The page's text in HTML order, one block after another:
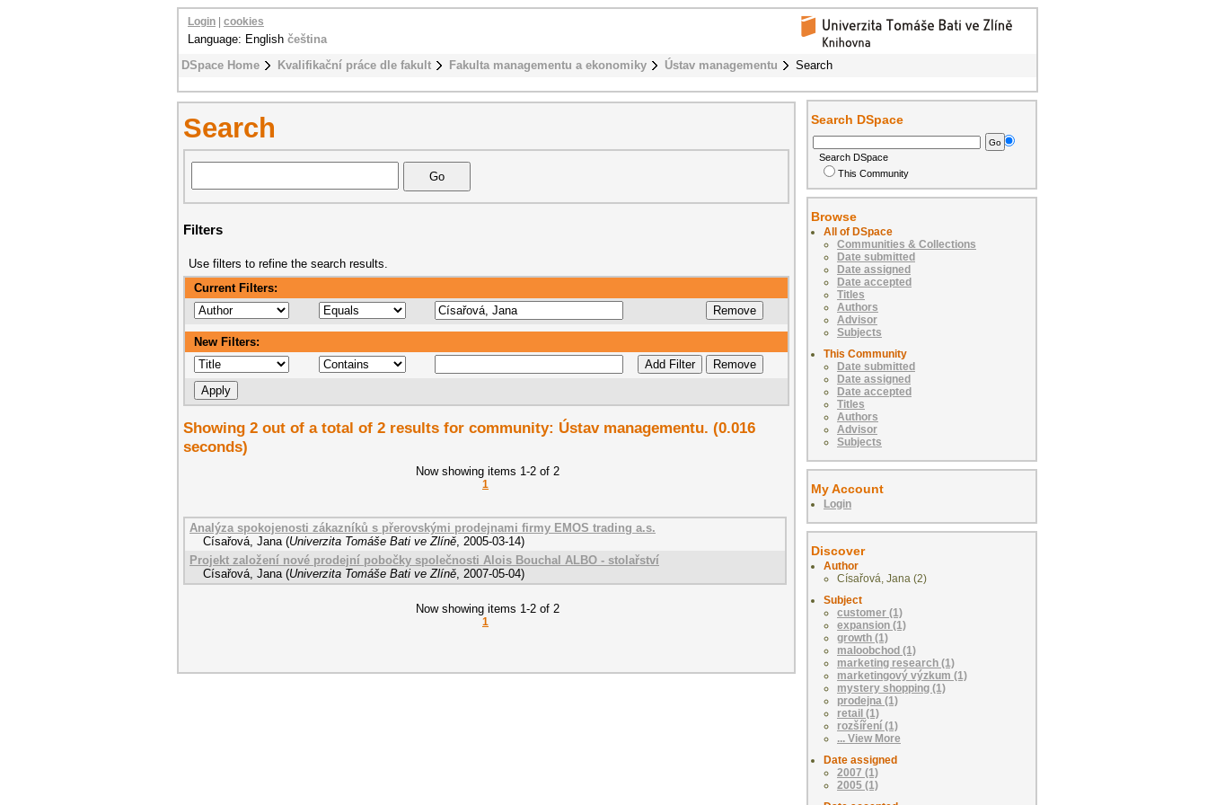
DSpace Home Kvalifikační práce dle fakult Fakulta managementu a ekonomiky Ústav managementu Search
Login cookies
Language: English čeština
Search
Filters
Use filters to refine the search results.
Current Filters:
New Filters:
Showing 2 out of a total of 2 results for community: Ústav managementu. (0.016
seconds)
Now showing items 1-2 of 2
1
Analýza spokojenosti zákazníků s přerovskými prodejnami firmy EMOS trading a.s.
Císařová, Jana (Univerzita Tomáše Bati ve Zlíně, 2005-03-14)
Projekt založení nové prodejní pobočky společnosti Alois Bouchal ALBO - stolařství
Císařová, Jana (Univerzita Tomáše Bati ve Zlíně, 2007-05-04)
Now showing items 1-2 of 2
1
Search DSpace
Search DSpace
This Community
Browse
All of DSpace
Communities & Collections
Date submitted
Date assigned
Date accepted
Titles
Authors
Advisor
Subjects
This Community
Date submitted
Date assigned
Date accepted
Titles
Authors
Advisor
Subjects
My Account
Login
Discover
Author
Císařová, Jana (2)
Subject
customer (1)
expansion (1)
growth (1)
maloobchod (1)
marketing research (1)
marketingový výzkum (1)
mystery shopping (1)
prodejna (1)
retail (1)
rozšíření (1)
... View More
Date assigned
2007 (1)
2005 (1)